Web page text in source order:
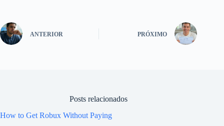
ANTERIOR PRÓXIMO
Posts relacionados
How to Get Robux Without Paying